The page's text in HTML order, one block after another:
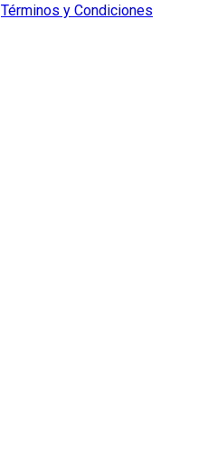
Términos y Condiciones